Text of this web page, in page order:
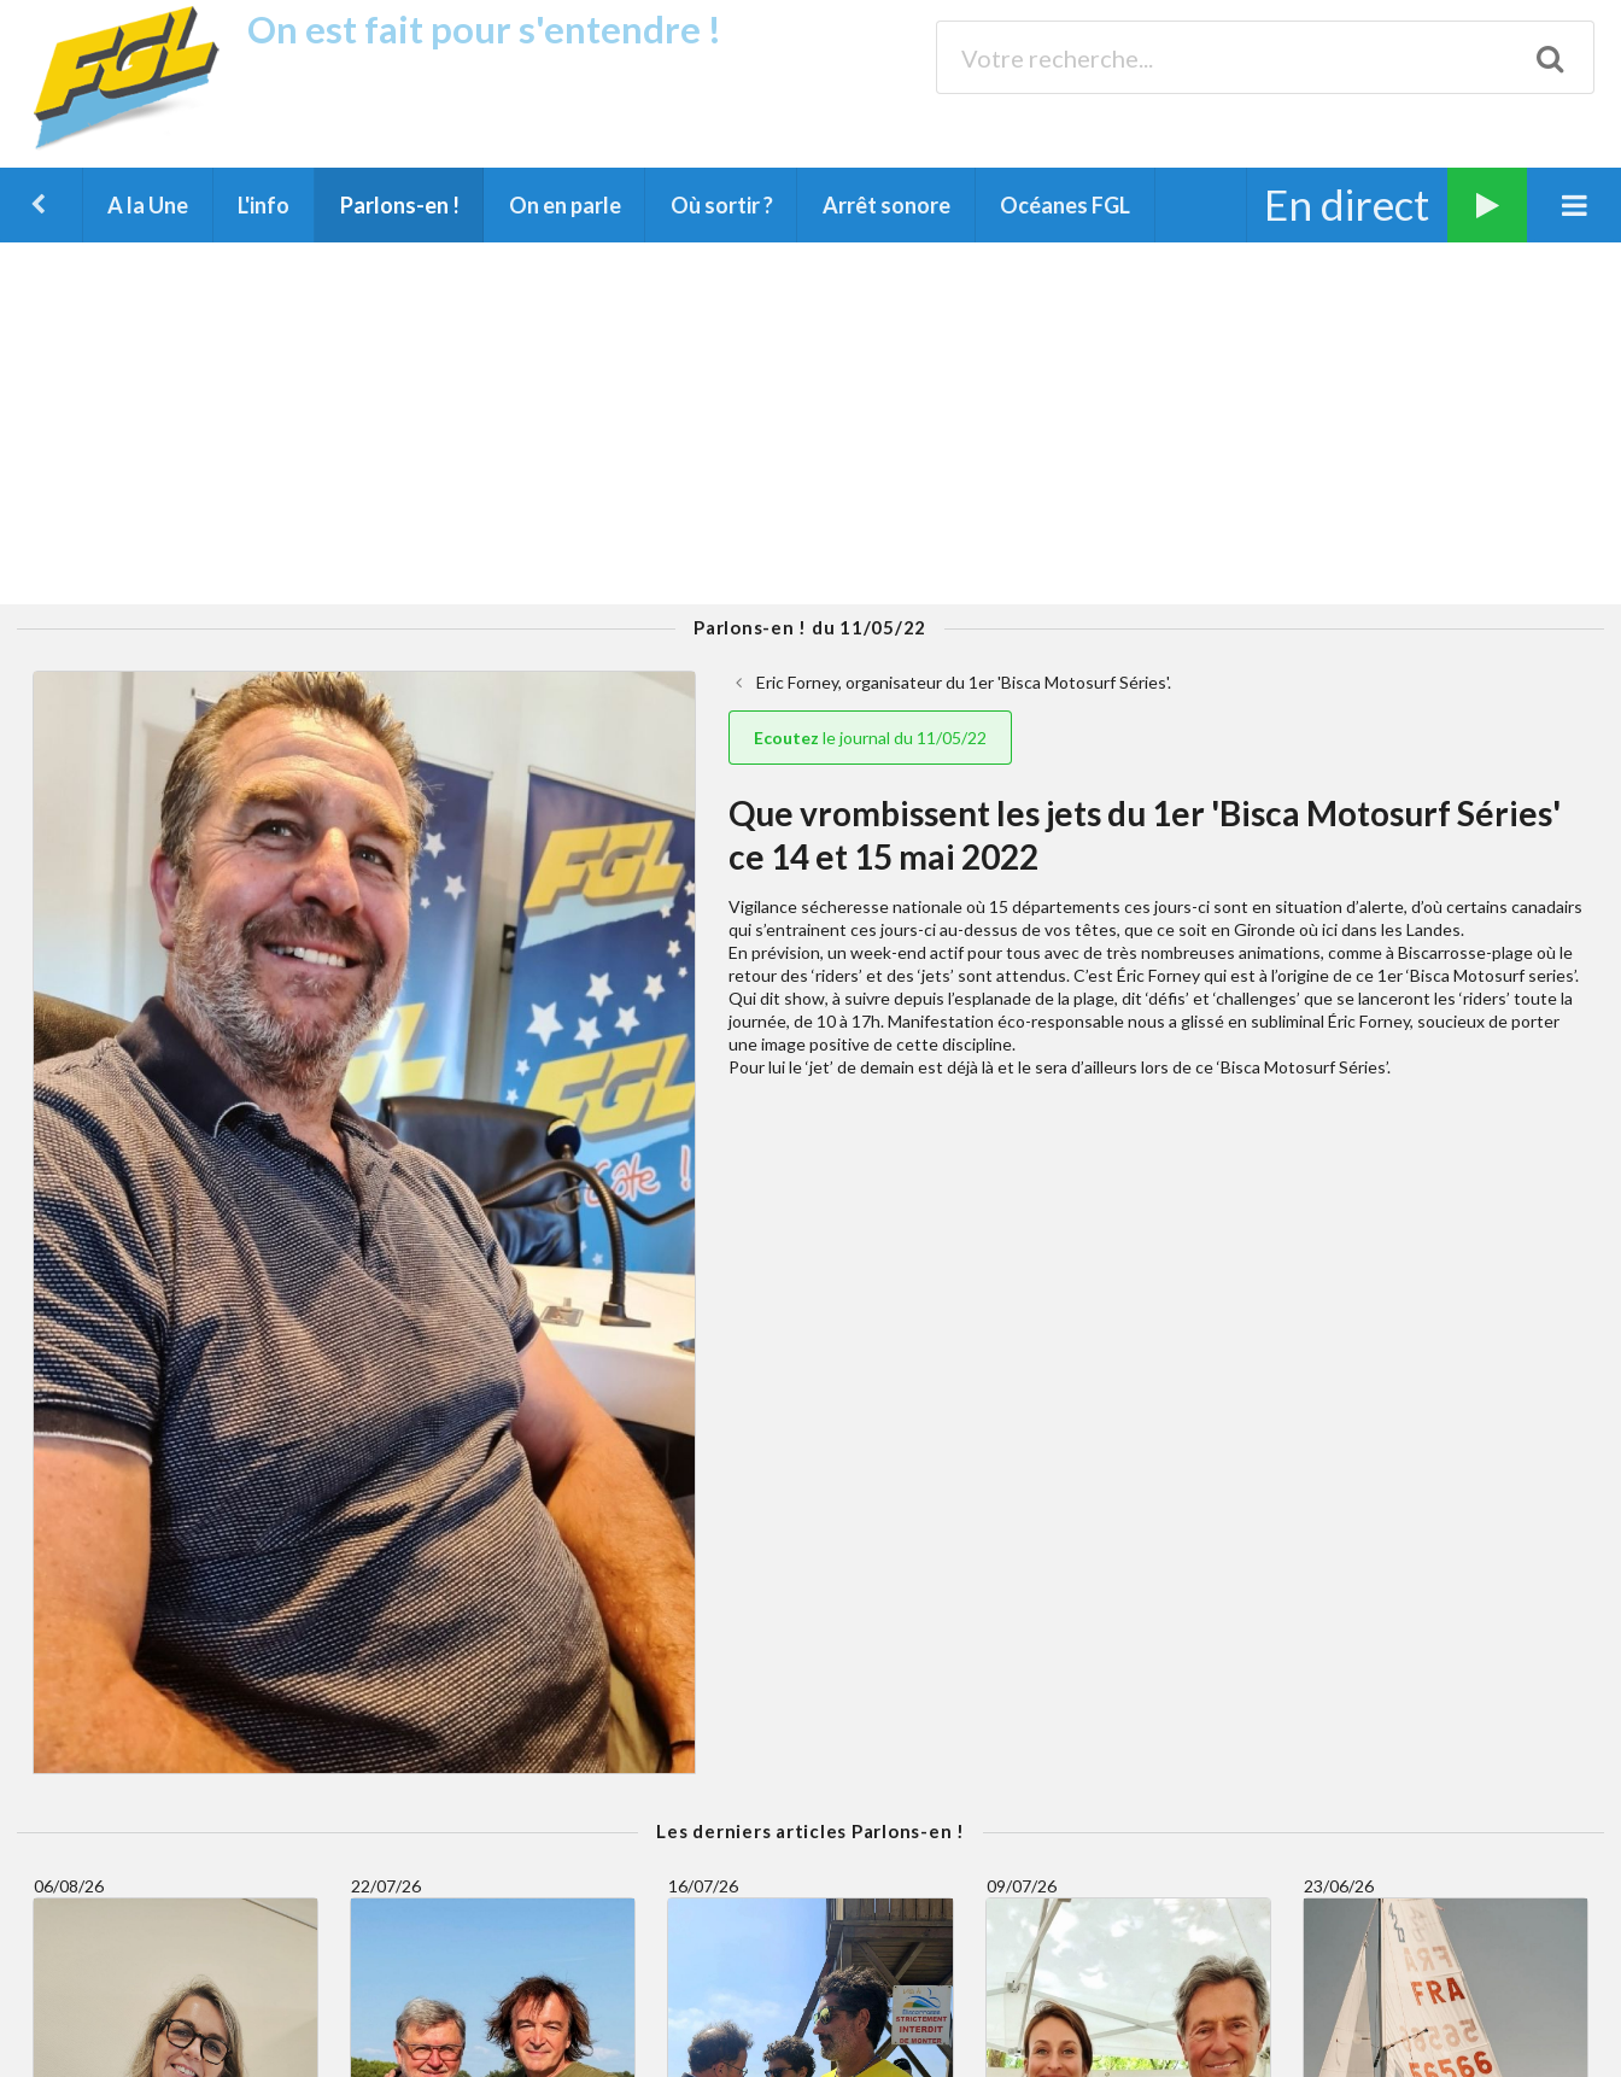
On est fait pour s'entendre !
A la Une L'info Parlons-en ! On en parle Où sortir ? Arrêt sonore Océanes FGL En direct
Parlons-en ! du 11/05/22
Eric Forney, organisateur du 1er 'Bisca Motosurf Séries'.
Ecoutez le journal du 11/05/22
Que vrombissent les jets du 1er 'Bisca Motosurf Séries'
ce 14 et 15 mai 2022
Vigilance sécheresse nationale où 15 départements ces jours-ci sont en situation d’alerte, d’où certains canadairs
qui s’entrainent ces jours-ci au-dessus de vos têtes, que ce soit en Gironde où ici dans les Landes.
En prévision, un week-end actif pour tous avec de très nombreuses animations, comme à Biscarrosse-plage où le
retour des ‘riders’ et des ‘jets’ sont attendus. C’est Éric Forney qui est à l’origine de ce 1er ‘Bisca Motosurf series’.
Qui dit show, à suivre depuis l’esplanade de la plage, dit ‘défis’ et ‘challenges’ que se lanceront les ‘riders’ toute la
journée, de 10 à 17h. Manifestation éco-responsable nous a glissé en subliminal Éric Forney, soucieux de porter
une image positive de cette discipline.
Pour lui le ‘jet’ de demain est déjà là et le sera d’ailleurs lors de ce ‘Bisca Motosurf Séries’.
Les derniers articles Parlons-en !
06/08/26 22/07/26 16/07/26 09/07/26 23/06/26